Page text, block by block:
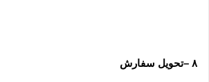
۸ –تحویل سفارش